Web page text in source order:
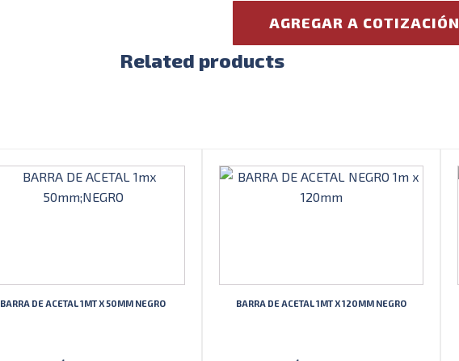
100mm
negro
AGREGAR A COTIZACIÓN
Related products
BARRA DE ACETAL 1MT X 50MM NEGRO BARRA DE ACETAL 1MT X 120MM NEGRO